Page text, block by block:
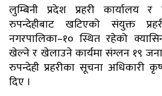
लुम्बिनी प्रदेश प्रहरी कार्यालय र
रुपन्देहीबाट खटिएको संयुक्त
नगरपालिका–१० स्थित रहेको
खेल्ने र खेलाउने कार्यमा संग्लन १९
रुपन्देही प्रहरीका सूचना अधिकारी
दिए ।